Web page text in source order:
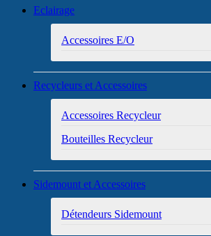
Eclairage
Accessoires E/O
Recycleurs et Accessoires
Accessoires Recycleur
Bouteilles Recycleur
Sidemount et Accessoires
Détendeurs Sidemount